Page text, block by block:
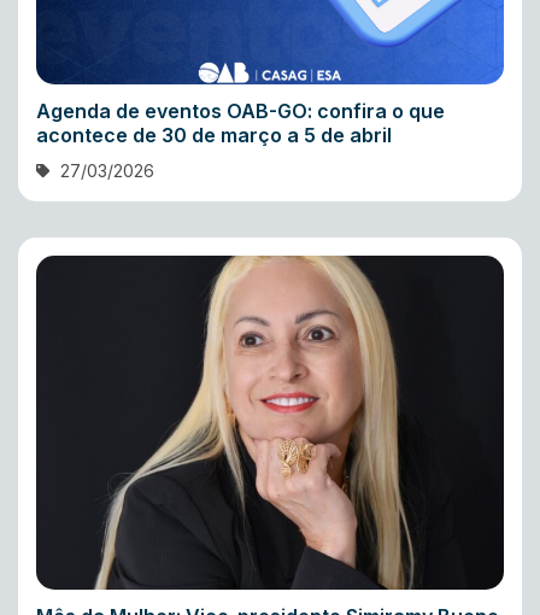
Agenda de eventos OAB-GO: confira o que
acontece de 30 de março a 5 de abril
27/03/2026